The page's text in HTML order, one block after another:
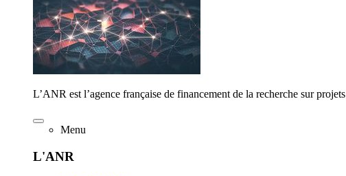
L’ANR est l’agence française de financement de la recherche sur projets
Menu
L'ANR